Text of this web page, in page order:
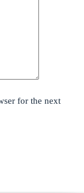
for the next